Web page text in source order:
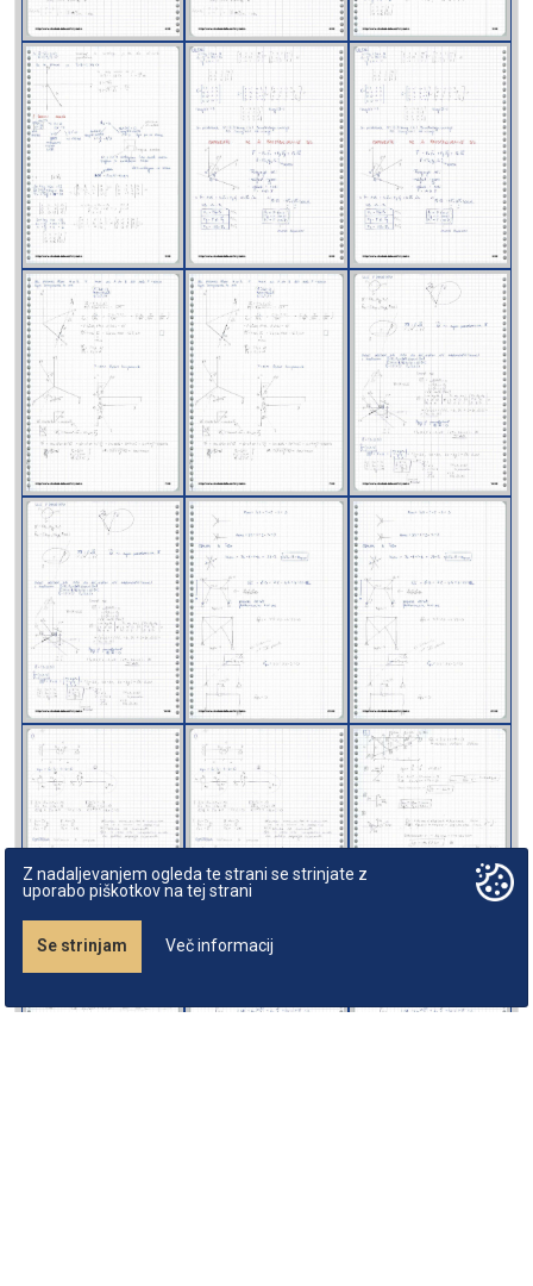
Z nadaljevanjem ogleda te strani se strinjate z
uporabo piškotkov na tej strani
Se strinjam Več informacij